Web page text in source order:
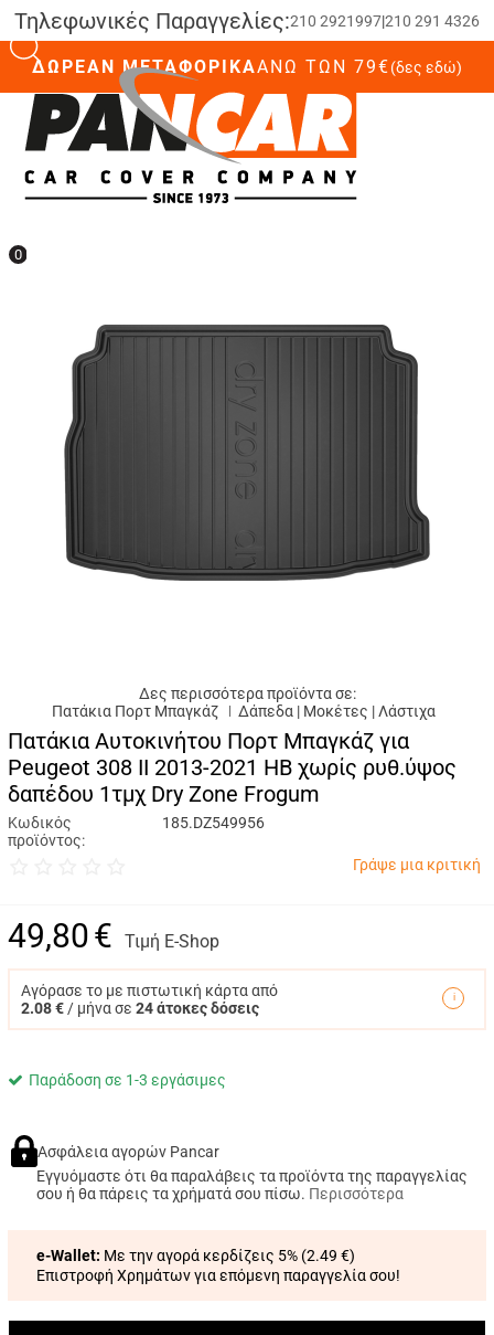
Τηλεφωνικές Παραγγελίες:210 2921997|210 291 4326
ΔΩΡΕΑΝ ΜΕΤΑΦΟΡΙΚΑΆΝΩ ΤΩΝ 79€(δες εδώ)
0
Δες περισσότερα προϊόντα σε:
Πατάκια Πορτ Μπαγκάζ
Δάπεδα | Μοκέτες | Λάστιχα
Πατάκια Αυτοκινήτου Πορτ Μπαγκάζ για
Peugeot 308 II 2013-2021 HB χωρίς ρυθ.ύψος
δαπέδου 1τμχ Dry Zone Frogum
Κωδικός
προϊόντος:
185.DZ549956
Γράψε μια κριτική
49,80€ Τιμή E-Shop
Αγόρασε το με πιστωτική κάρτα από
2.08 € / μήνα σε 24 άτοκες δόσεις
Παράδοση σε 1-3 εργάσιμες
Ασφάλεια αγορών Pancar
Εγγυόμαστε ότι θα παραλάβεις τα προϊόντα της παραγγελίας
σου ή θα πάρεις τα χρήματά σου πίσω. Περισσότερα
e-Wallet: Με την αγορά κερδίζεις 5% (2.49 €)
Επιστροφή Χρημάτων για επόμενη παραγγελία σου!